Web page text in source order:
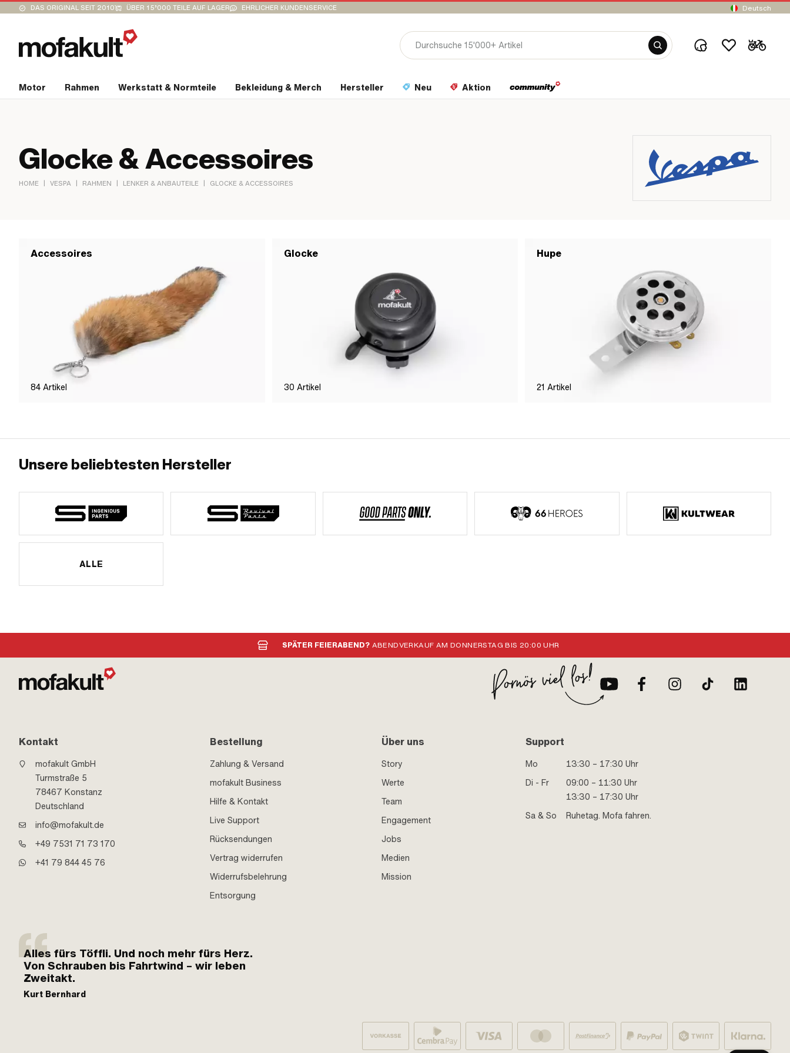
DAS ORIGINAL SEIT 2010 ÜBER 15’000 TEILE AUF LAGER EHRLICHER KUNDENSERVICE Deutsch
Motor Rahmen Werkstatt & Normteile Bekleidung & Merch Hersteller Neu Aktion
Glocke & Accessoires
HOME | VESPA | RAHMEN | LENKER & ANBAUTEILE | GLOCKE & ACCESSOIRES
Accessoires
84 Artikel
Glocke
30 Artikel
Hupe
21 Artikel
Unsere beliebtesten Hersteller
ALLE
SPÄTER FEIERABEND? ABENDVERKAUF AM DONNERSTAG BIS 20:00 UHR
Kontakt
mofakult GmbH
Turmstraße 5
78467 Konstanz
Deutschland
info@mofakult.de
+49 7531 71 73 170
+41 79 844 45 76
Bestellung
Zahlung & Versand
mofakult Business
Hilfe & Kontakt
Live Support
Rücksendungen
Vertrag widerrufen
Widerrufsbelehrung
Entsorgung
Über uns
Story
Werte
Team
Engagement
Jobs
Medien
Mission
Support
Mo
13:30 – 17:30 Uhr
Di - Fr
09:00 – 11:30 Uhr
13:30 – 17:30 Uhr
Sa & So
Ruhetag. Mofa fahren.
Alles fürs Töffli. Und noch mehr fürs Herz.
Von Schrauben bis Fahrtwind – wir leben
Zweitakt.
Kurt Bernhard